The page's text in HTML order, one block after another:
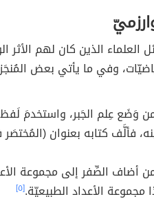
العلماء الذين كان لهم الأثر
وفي ما يأتي بعض
وَضَع عِلم الجَبر، واستخدمَ لَفظ
فألَّف كتابه بعنوان
أضاف الصِّفر إلى مجموعة
[٥]